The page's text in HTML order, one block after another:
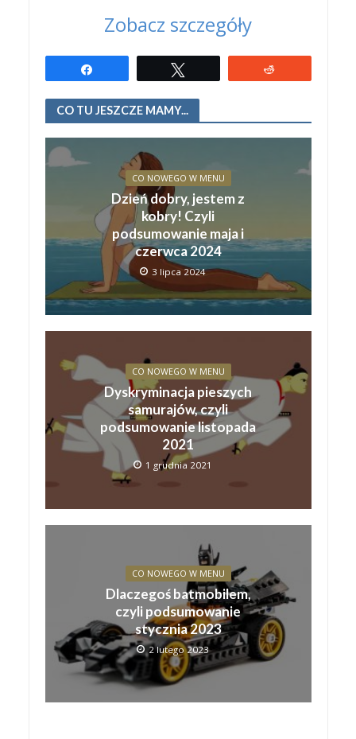
Zobacz szczegóły
CO TU JESZCZE MAMY...
CO NOWEGO W MENU
Dzień dobry, jestem z
kobry! Czyli
podsumowanie maja i
czerwca 2024
3 lipca 2024
CO NOWEGO W MENU
Dyskryminacja pieszych
samurajów, czyli
podsumowanie listopada
2021
1 grudnia 2021
CO NOWEGO W MENU
Dlaczegoś batmobilem,
czyli podsumowanie
stycznia 2023
2 lutego 2023